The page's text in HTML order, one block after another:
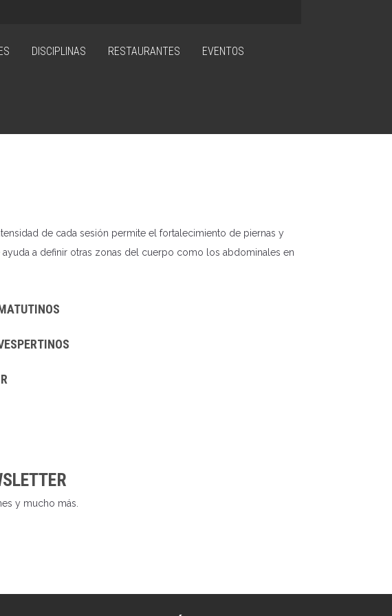
DISCIPLINAS RESTAURANTES EVENTOS
de cada sesión permite el fortalecimiento de piernas y
a definir otras zonas del cuerpo como los abdominales en
y mucho más.